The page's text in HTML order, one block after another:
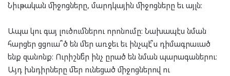
Նիւթական միջոցները, մարդկային միջոցները եւ այլն։
Ապա կու գայ լուծումներու որոնումը։ Նախապէս նման
հարցեր ցցուա՞ծ են մեր առջեւ եւ ինչպէ՞ս դիմագրաւած
ենք զանոնք։ Ուրիշնե՞ր ինչ ըրած են նման պարագաներու։
Այդ խնդիրները մեր ունեցած միջոցներով ու